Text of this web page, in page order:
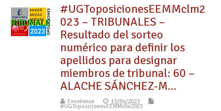
#UGToposicionesEEMMclm2
023 – TRIBUNALES –
Resultado del sorteo
numérico para definir los
apellidos para designar
miembros de tribunal: 60 –
ALACHE SÁNCHEZ-M…
Enseñanza 13/04/2023
#UGToposicionesEEMMclm2023